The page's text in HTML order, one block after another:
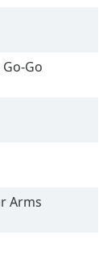
Go
Arms